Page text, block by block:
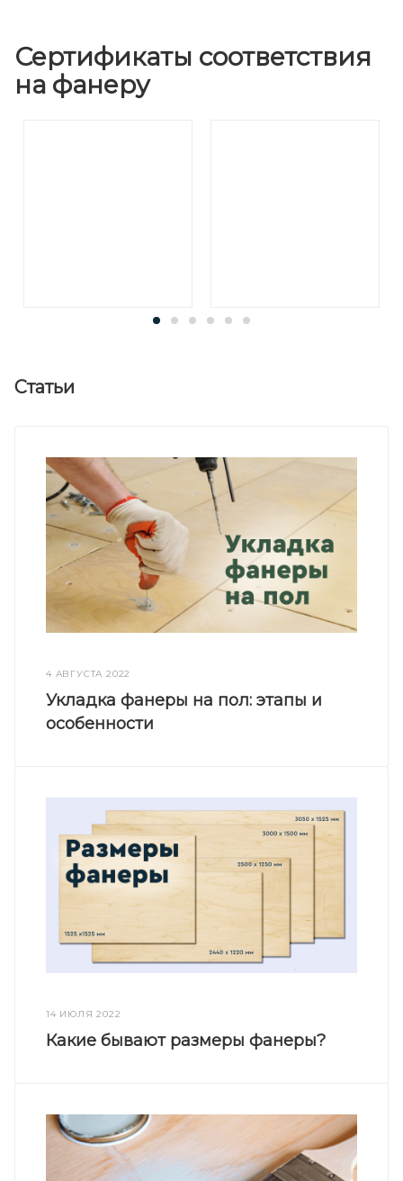
Сертификаты соответствия
на фанеру
Статьи
4 АВГУСТА 2022
Укладка фанеры на пол: этапы и
особенности
14 ИЮЛЯ 2022
Какие бывают размеры фанеры?